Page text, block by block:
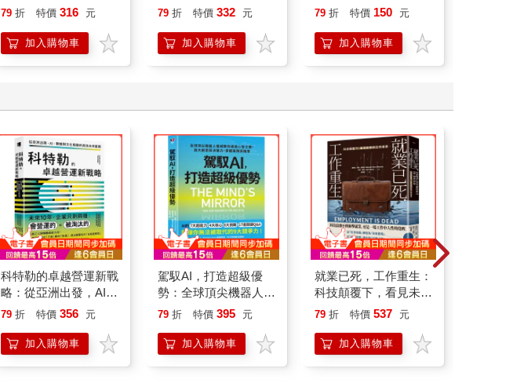
誰都能自在相處
79 折 特價 316 元
加入購物車
79 折 特價 332 元
加入購物車
79 折 特價 150 元
加入購物車
科特勒的卓越營運新戰
略：從亞洲出發，AI、
數據與文化驅動的高效
79 折 特價 356 元
加入購物車
駕馭AI，打造超級優
勢：全球頂尖機器人權
威教你透過心智之鏡，
握風險與機會
79 折 特價 395 元
加入購物車
就業已死，工作重生：
科技顛覆下，看見未來
的工作場景
79 折 特價 537 元
加入購物車